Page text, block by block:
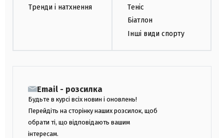
Тренди і натхнення
Теніс
Біатлон
Інші види спорту
Email - розсилка
Будьте в курсі всіх новин і оновлень!
Перейдіть на сторінку наших розсилок, щоб
обрати ті, що відповідають вашим
інтересам.